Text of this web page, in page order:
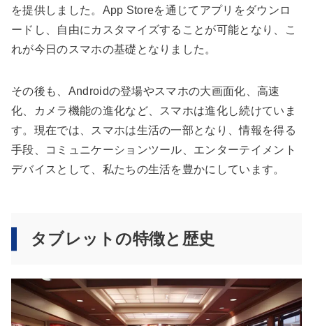
を提供しました。App Storeを通じてアプリをダウンロ
ードし、自由にカスタマイズすることが可能となり、こ
れが今日のスマホの基礎となりました。
その後も、Androidの登場やスマホの大画面化、高速
化、カメラ機能の進化など、スマホは進化し続けていま
す。現在では、スマホは生活の一部となり、情報を得る
手段、コミュニケーションツール、エンターテイメント
デバイスとして、私たちの生活を豊かにしています。
タブレットの特徴と歴史